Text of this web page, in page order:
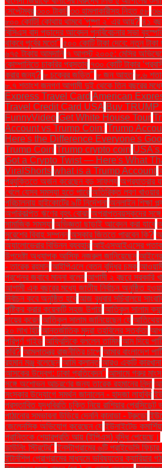
সেপ্টেম্বর ৩০০ টাকা! ৩৩ হামলাকারীসহ নিহত ৫৮
৮০০ কোটি! কোথায় থামবে 'পুষ্পা ২' এর আয়? ৪১
বিসিএস বাদ পড়াদের আবেদন পুনর্বিবেচনার সভা
থাকবে পূর্বের মতো" ৫০০ কোটি টাকা দেবে: নতুন
৬৭৫ টাকায় আমদানি ৭ আগস্ট ২০০৫: মেসির
কোম্পানিতে চাকরির প্রস্তাব ৭৩০ কোটি টাকার
করার জন্য? ৮ চক্রের জড়িত" ৮ জন আহত ৮.৬
৮.৭ শতাংশ জনগণ আগামী দুই থেকে তিন বছরের মধ্যে
Express Travel Card American
Travel Credit Card USA Buy TRUMP
FunnyVideo Get White House Tour
Account vs Trump Coin: Trump
Here's the Difference Everyone's
Trump Coin Trump crypto coin USA's
Got a Crypto Twist — Here's What
ViralShorts what is a Trump Account
প্রযুক্তিতে অর্জন করেছেন বড় সাফল্য অগ্রযাত্রার
খেলে যেসব সমস্যা হতে পারে অতিরিক্ত লবণ খাওয়ার
পরিচালনায় হাইকোর্টের ৯টি নির্দেশনা অনলাইন শিক্ষা
অপরিকল্পিত ঋণের বৃহৎ বোঝা অপ্রাপ্তবয়স্কদের
সামাজিক সমস্যা অভিজ্ঞতা ছাড়াই আবেদন করা যাবে
সুরেশের বিবাহ সম্পন্ন অস্কার জিততে পারবেন কি?
অ্যালোভেরার বিভিন্ন ব্যবহার আইএসআইএসের পতাকা
উপদেষ্টা অধ্যাপক আসিফ নজরুল জানিয়েছেন আইনের
- তারেক রহমান আইপিএলে বেতন বৃদ্ধির চমক
প্রশ্নের জবাবে মান্না বলেন আগামী ২ বছরে সরকারি
আগামী এক বছরের মধ্যে জাতীয় নির্বাচন অনুষ্ঠিত
নির্বাচন কবে অনুষ্ঠিত হবে আজ বুধবার সচিবালয়ে
পুষ্টিকর করার কয়েকটি সহজ উপায় আতিকুল সালাম
দায়ের করেন আতিকুল সালাম জানিয়েছেন যে
২০ লাখ হিট আন্তর্জাতিক মুদ্রা তহবিলের সতর্কতা
পরিপূর্ণ গাইড আফ্রিদিকে বললেন তামিম আম দিয়ে
করি? আমলাতন্ত্র রাজনীতির চাপে আমার বাংলাদেশ
রহমান মঞ্জু বলেছেন আমি ক্লান্ত আরও একটি
আসকের উদ্বেগ: ঢাকা প্রতিবেদন" আসামে গরুর মাংস
সঙ্গে অশোভন আচরণের জন্য তারেক রহমানের নিন্দা
সংস্কার উদ্যোগে সমর্থন জানালেন - হাদজা লাহবিব
প্রস্তাবিত যুদ্ধবিরতি চুক্তি নিয়ে রাশিয়ার প্রেসিডেন্ট
পাঠানোর সম্ভাবনা উড়িয়ে দেননি কানাডা - ট্রুডো
জেলেনস্কি অভিযোগ করেছেন যে ইউনাইটেড
প্রান্তিকে শেয়ারপ্রতি আয় (ইপিএস) বৃদ্ধি পেয়েছে।
ডাউনিং স্ট্রিটের" ইনস্টাগ্রামের ৬টি প্রাইভেসি
ইন্টার্নশিপ প্রোগ্রামের মাধ্যমে ভবিষ্যতের ক্যারিয়ার